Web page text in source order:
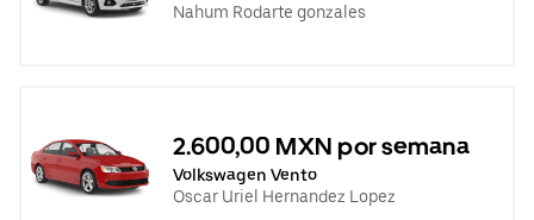
Nahum Rodarte gonzales
2.600,00 MXN por semana
Volkswagen Vento
Oscar Uriel Hernandez Lopez